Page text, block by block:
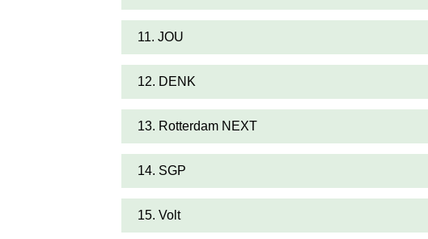
11. JOU
12. DENK
13. Rotterdam NEXT
14. SGP
15. Volt